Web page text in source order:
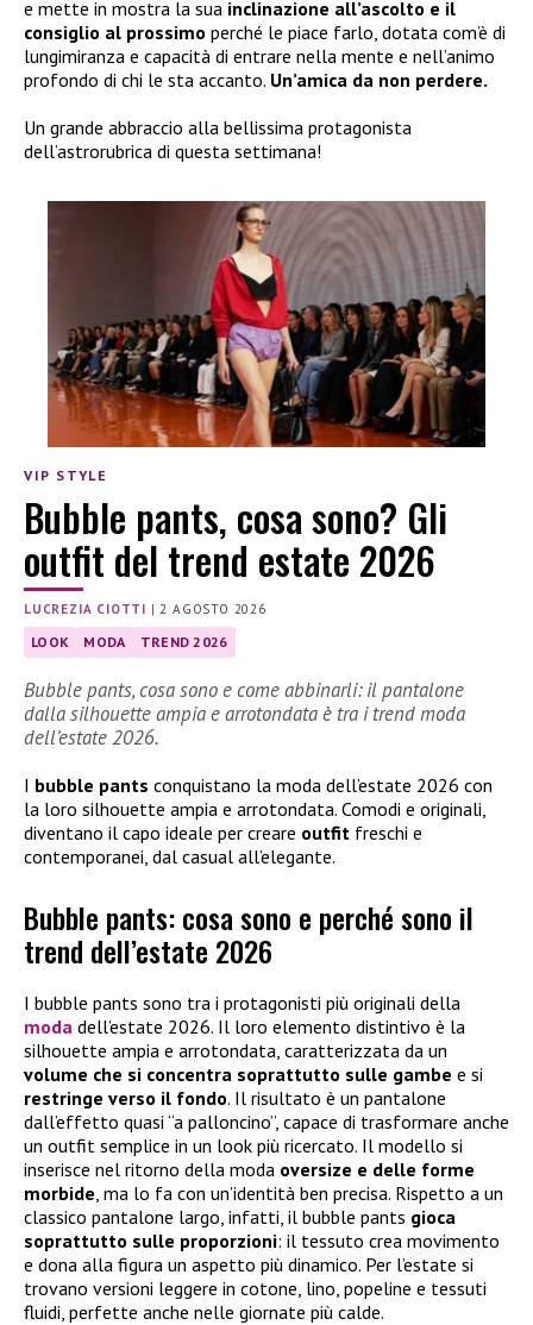
e mette in mostra la sua inclinazione all’ascolto e il
consiglio al prossimo perché le piace farlo, dotata com’è di
lungimiranza e capacità di entrare nella mente e nell’animo
profondo di chi le sta accanto. Un’amica da non perdere.
Un grande abbraccio alla bellissima protagonista
dell’astrorubrica di questa settimana!
VIP STYLE
Bubble pants, cosa sono? Gli
outfit del trend estate 2026
LUCREZIA CIOTTI |2 AGOSTO 2026
LOOK MODA TREND 2026
Bubble pants, cosa sono e come abbinarli: il pantalone
dalla silhouette ampia e arrotondata è tra i trend moda
dell’estate 2026.
I bubble pants conquistano la moda dell’estate 2026 con
la loro silhouette ampia e arrotondata. Comodi e originali,
diventano il capo ideale per creare outfit freschi e
contemporanei, dal casual all’elegante.
Bubble pants: cosa sono e perché sono il
trend dell’estate 2026
I bubble pants sono tra i protagonisti più originali della
moda dell’estate 2026. Il loro elemento distintivo è la
silhouette ampia e arrotondata, caratterizzata da un
volume che si concentra soprattutto sulle gambe e si
restringe verso il fondo. Il risultato è un pantalone
dall’effetto quasi “a palloncino”, capace di trasformare anche
un outfit semplice in un look più ricercato. Il modello si
inserisce nel ritorno della moda oversize e delle forme
morbide , ma lo fa con un’identità ben precisa. Rispetto a un
classico pantalone largo, infatti, il bubble pants gioca
soprattutto sulle proporzioni: il tessuto crea movimento
e dona alla figura un aspetto più dinamico. Per l’estate si
trovano versioni leggere in cotone, lino, popeline e tessuti
fluidi, perfette anche nelle giornate più calde.